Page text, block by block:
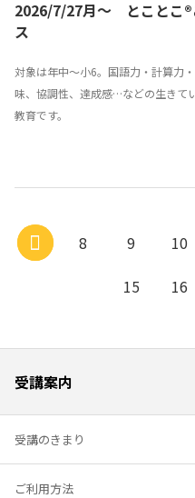
2026/7/27月～ とことこ
ス
対象は年中～小6。国語力・計算力
味、協調性、達成感…などの生きて
教育です。
8 9 10
15
16
受講案内
受講のきまり
ご利用方法